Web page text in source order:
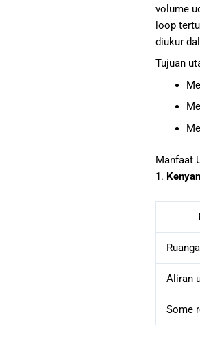
volume
loop
diukur
Tujuan
Manfaat
1.
Aliran
Some